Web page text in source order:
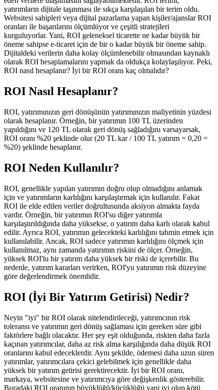
yatırımların dijitale taşınması ile sıkça karşılaşılan bir terim oldu.
Websitesi sahipleri veya dijital pazarlama yapan kişiler/ajanslar ROI
oranları ile başarılarını ölçümlüyor ve çeşitli stratejileri
kurguluyorlar. Yani, ROI geleneksel ticarette ne kadar büyük bir
öneme sahipse e-ticaret için de bir o kadar büyük bir öneme sahip.
Dijitaldeki verilerin daha kolay ölçümlenebilir olmasından kaynaklı
olarak ROI hesaplamalarını yapmak da oldukça kolaylaşılıyor. Peki,
ROI nasıl hesaplanır? İyi bir ROI oranı kaç olmalıdır?
ROI Nasıl Hesaplanır?
ROI, yatırımınızın geri dönüşünün yatırımınızın maliyetinin yüzdesi
olarak hesaplanır. Örneğin, bir yatırımın 100 TL üzerinden
yapıldığını ve 120 TL olarak geri dönüş sağladığını varsayarsak,
ROI oranı %20 şeklinde olur (20 TL kar / 100 TL yatırım = 0,20 =
%20) şeklinde hesaplanır.
ROI Neden Kullanılır?
ROI, genellikle yapılan yatırımın doğru olup olmadığını anlamak
için ve yatırımların karlılığını karşılaştırmak için kullanılır. Fakat
ROI ile elde edilen veriler doğrultusunda aksiyon almakta fayda
vardır. Örneğin, bir yatırımın ROI'su diğer yatırımla
karşılaştırıldığında daha yüksekse, o yatırım daha karlı olarak kabul
edilir. Ayrıca ROI, yatırımın gelecekteki karlılığını tahmin etmek için
kullanılabilir. Ancak, ROI sadece yatırımın karlılığını ölçmek için
kullanılmaz, aynı zamanda yatırımın riskini de ölçer. Örneğin,
yüksek ROI'lu bir yatırım daha yüksek bir riski de içerebilir. Bu
nedenle, yatırım kararları verirken, ROI'yu yatırımın risk düzeyine
göre değerlendirmek önemlidir.
ROI (İyi Bir Yatırım Getirisi) Nedir?
Neyin "iyi" bir ROI olarak nitelendirileceği, yatırımcının risk
toleransı ve yatırımın geri dönüş sağlaması için gereken süre gibi
faktörlere bağlı olacaktır. Her şey eşit olduğunda, riskten daha fazla
kaçınan yatırımcılar, daha az risk alma karşılığında daha düşük ROI
oranlarını kabul edeceklerdir. Aynı şekilde, ödemesi daha uzun süren
yatırımlar, yatırımcılara çekici gelebilmek için genellikle daha
yüksek bir yatırım getirisi gerektirecektir. İyi bir ROI oranı,
markaya, websitesine ve yatırımcıya göre değişkenlik gösterebilir.
Buradaki ROI oranının büyüklüğü/küçüklüğü yani iyi olup kötü